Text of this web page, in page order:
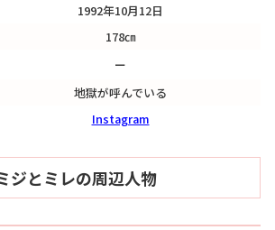
1992年10月12日
178㎝
ー
地獄が呼んでいる
Instagram
ジとミレの周辺人物